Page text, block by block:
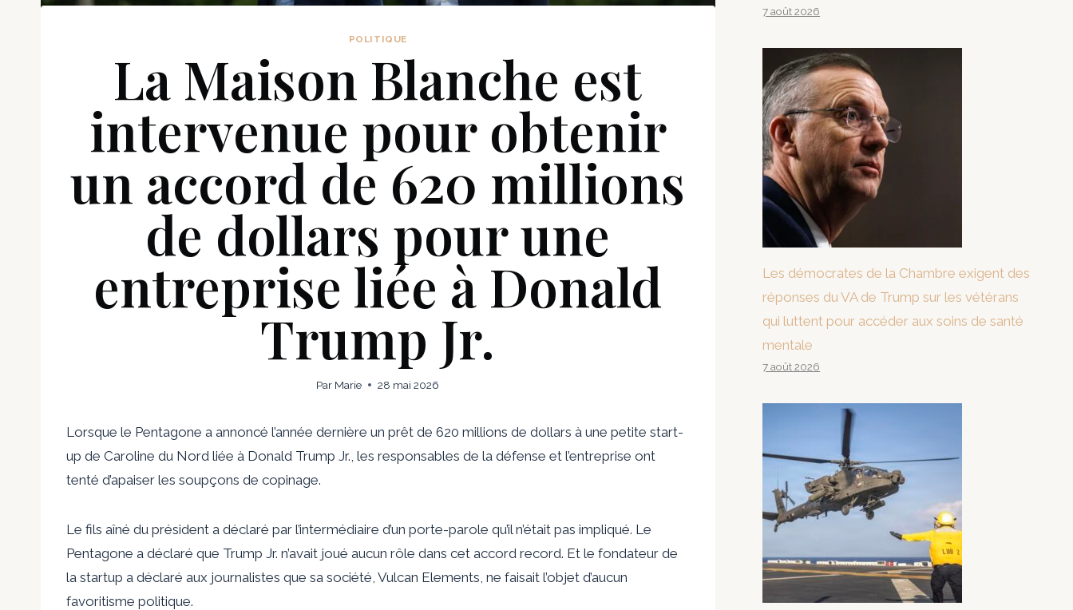
POLITIQUE
La Maison Blanche est
intervenue pour obtenir
un accord de 620 millions
de dollars pour une
entreprise liée à Donald
Trump Jr.
Par Marie 28 mai 2026
Lorsque le Pentagone a annoncé l’année dernière un prêt de 620 millions de dollars à une petite start-
up de Caroline du Nord liée à Donald Trump Jr., les responsables de la défense et l’entreprise ont
tenté d’apaiser les soupçons de copinage.
Le fils aîné du président a déclaré par l’intermédiaire d’un porte-parole qu’il n’était pas impliqué. Le
Pentagone a déclaré que Trump Jr. n’avait joué aucun rôle dans cet accord record. Et le fondateur de
la startup a déclaré aux journalistes que sa société, Vulcan Elements, ne faisait l’objet d’aucun
favoritisme politique.
7 août 2026
Les démocrates de la Chambre exigent des
réponses du VA de Trump sur les vétérans
qui luttent pour accéder aux soins de santé
mentale
7 août 2026